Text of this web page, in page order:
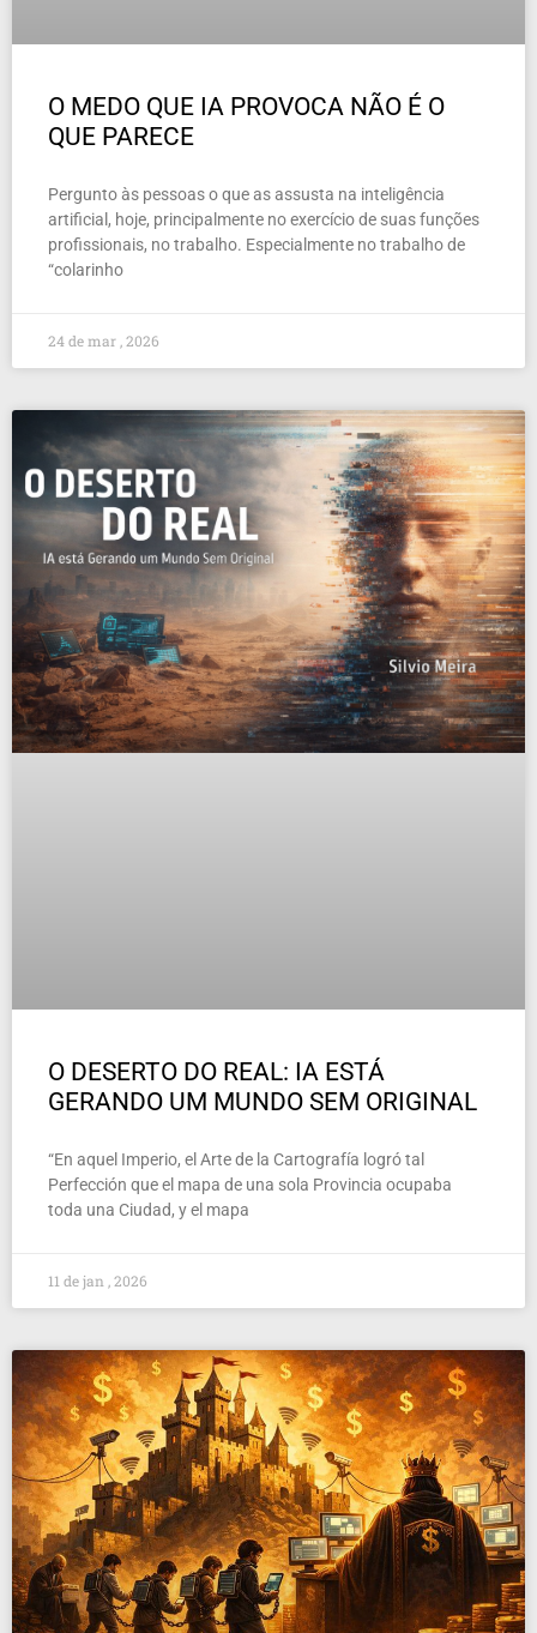
O MEDO QUE IA PROVOCA NÃO É O
QUE PARECE
Pergunto às pessoas o que as assusta na inteligência
artificial, hoje, principalmente no exercício de suas funções
profissionais, no trabalho. Especialmente no trabalho de
“colarinho
24 de mar , 2026
O DESERTO DO REAL: IA ESTÁ
GERANDO UM MUNDO SEM ORIGINAL
“En aquel Imperio, el Arte de la Cartografía logró tal
Perfección que el mapa de una sola Provincia ocupaba
toda una Ciudad, y el mapa
11 de jan , 2026